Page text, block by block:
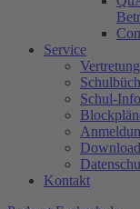
Service
Schul-
Kontakt